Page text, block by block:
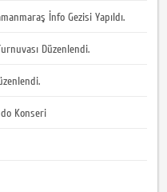
İnfo Gezisi Yapıldı.
Düzenlendi.
Konseri